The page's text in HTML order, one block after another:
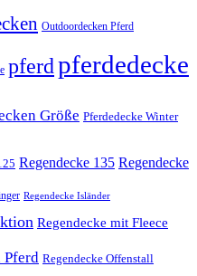
Outdoordecken Pferd
pferdpferdedecke
Größe Pferdedecke Winter
Regendecke 135 Regendecke
Regendecke Isländer
Regendecke mit Fleece
Pferd Regendecke Offenstall